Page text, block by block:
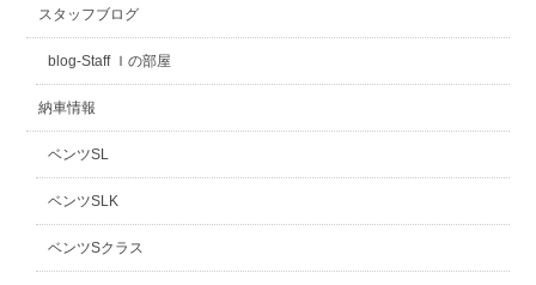
スタッフブログ
blog-Staff Ｉの部屋
納車情報
ベンツSL
ベンツSLK
ベンツSクラス